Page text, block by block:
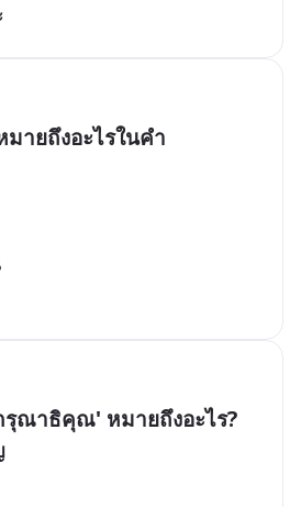
ายถึงอะไรในคำ
ณาธิคุณ' หมายถึงอะไร?